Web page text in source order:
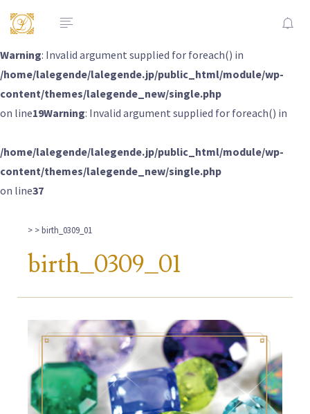
Warning: Invalid argument supplied for foreach() in
/home/lalegende/lalegende.jp/public_html/module/wp-
content/themes/lalegende_new/single.php
on line19Warning: Invalid argument supplied for foreach() in
/home/lalegende/lalegende.jp/public_html/module/wp-
content/themes/lalegende_new/single.php
on line37
> > birth_0309_01
birth_0309_01